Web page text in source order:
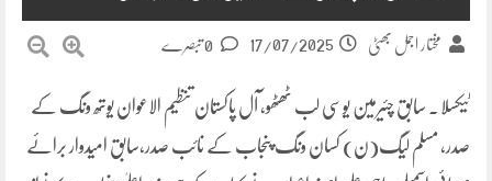
مختار اجمل بھٹی 17/07/2025
ٹیکسلا ۔ سابق چئیرمین یوسی لب ٹھٹھو، آل پاکستان تنظیم الاعوان یوتھ ونگ کے
صدر، مسلم لیگ(ن) کسان ونگ پنجاب کے نائب صدر،سابق امیدوار برائے